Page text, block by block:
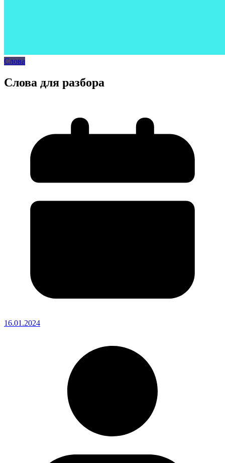
Слова
Слова для разбора
16.01.2024